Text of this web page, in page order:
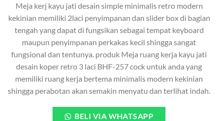
Meja kerj kayu jati desain simple minimalis retro modern
kekinian memiliki 2laci penyimpanan dan slider box di bagian
tengah yang dapat di fungsikan sebagai tempat keyboard
maupun penyimpanan perkakas kecil shingga sangat
fungsional dan tentunya. produk Meja ruang kerja kayu jati
desain koper retro 3 laci BHF-257 cock untuk anda yang
memiliki ruang kerja bertema minimalis modern kekinian
shingga perabotan akan semakin menyatu dan terlihat indah.
BELI VIA WHATSAPP